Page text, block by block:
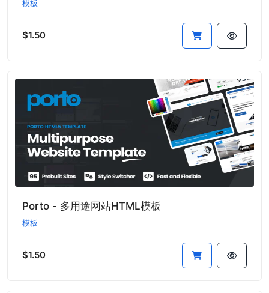
模板
$1.50
Porto - 多用途网站HTML模板
模板
$1.50